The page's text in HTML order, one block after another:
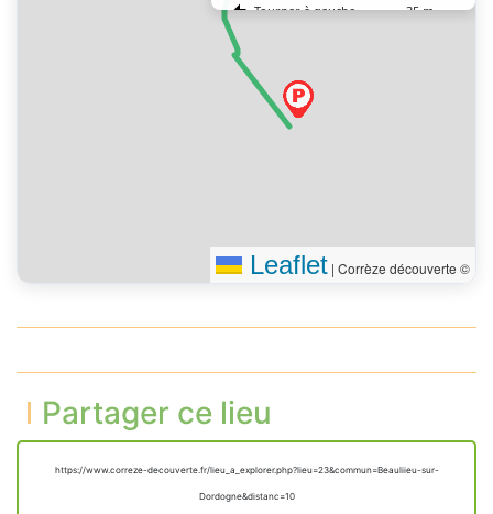
Tourner à gauche
35 m
Leaflet | Corrèze découverte ©
Partager ce lieu
https://www.correze-decouverte.fr/lieu_a_explorer.php?lieu=23&commun=Beauliieu-sur-
Dordogne&distanc=10